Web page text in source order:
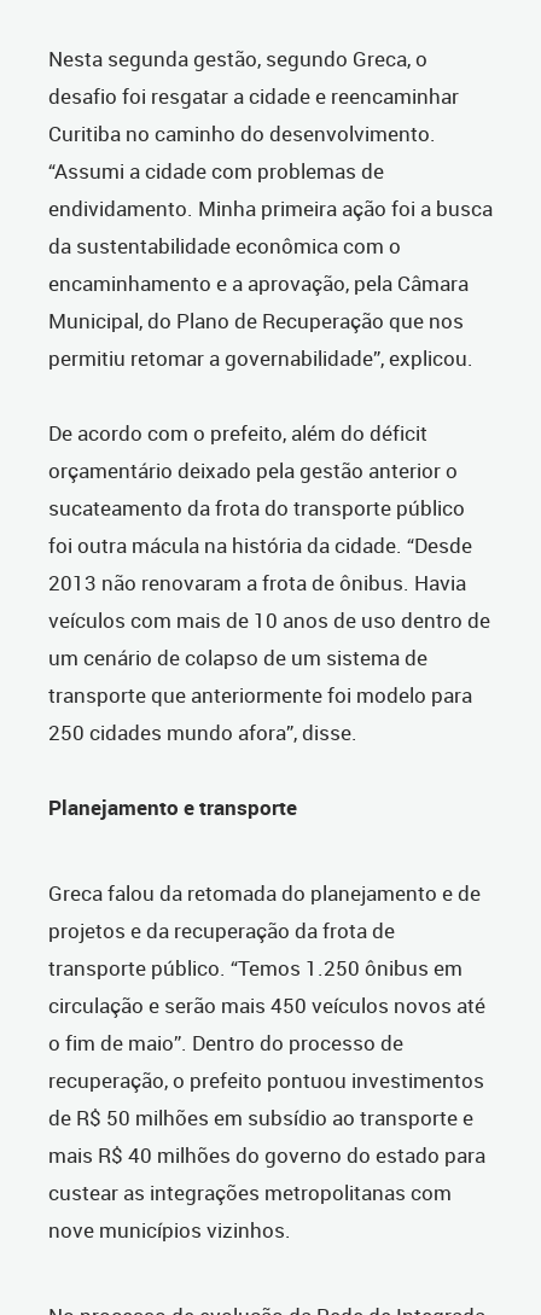
Nesta segunda gestão, segundo Greca, o
desafio foi resgatar a cidade e reencaminhar
Curitiba no caminho do desenvolvimento.
“Assumi a cidade com problemas de
endividamento. Minha primeira ação foi a busca
da sustentabilidade econômica com o
encaminhamento e a aprovação, pela Câmara
Municipal, do Plano de Recuperação que nos
permitiu retomar a governabilidade”, explicou.
De acordo com o prefeito, além do déficit
orçamentário deixado pela gestão anterior o
sucateamento da frota do transporte público
foi outra mácula na história da cidade. “Desde
2013 não renovaram a frota de ônibus. Havia
veículos com mais de 10 anos de uso dentro de
um cenário de colapso de um sistema de
transporte que anteriormente foi modelo para
250 cidades mundo afora”, disse.
Planejamento e transporte
Greca falou da retomada do planejamento e de
projetos e da recuperação da frota de
transporte público. “Temos 1.250 ônibus em
circulação e serão mais 450 veículos novos até
o fim de maio”. Dentro do processo de
recuperação, o prefeito pontuou investimentos
de R$ 50 milhões em subsídio ao transporte e
mais R$ 40 milhões do governo do estado para
custear as integrações metropolitanas com
nove municípios vizinhos.